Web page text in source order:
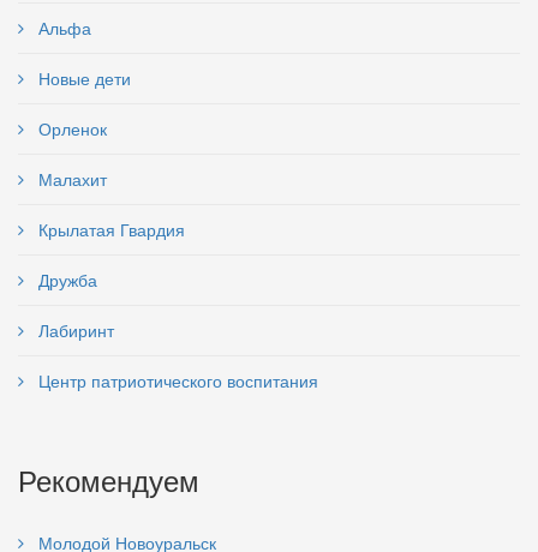
Альфа
Новые дети
Орленок
Малахит
Крылатая Гвардия
Дружба
Лабиринт
Центр патриотического воспитания
Рекомендуем
Молодой Новоуральск